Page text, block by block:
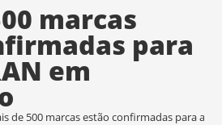
marcas
para
em
de 500 marcas estão confirmadas para a